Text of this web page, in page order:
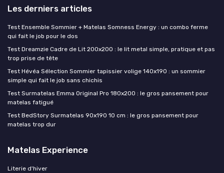
Les derniers articles
Test Ensemble Sommier + Matelas Somness Energy : un combo ferme
qui fait le job pour le dos
Test Dreamzie Cadre de Lit 200x200 : le lit metal simple, pratique et pas
trop prise de tête
Test Hévéa Sélection Sommier tapissier volige 140x190 : un sommier
simple qui fait le job sans chichis
Test Surmatelas Emma Original Pro 180x200 : le gros pansement pour
matelas fatigué
Test BedStory Surmatelas 90x190 10 cm : le gros pansement pour
matelas trop dur
Matelas Experience
Literie d'hiver